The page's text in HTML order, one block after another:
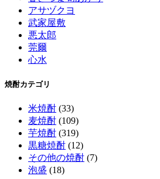
アサヅクヨ
武家屋敷
悪太郎
莞爾
心水
焼酎カテゴリ
米焼酎 (33)
麦焼酎 (109)
芋焼酎 (319)
黒糖焼酎 (12)
その他の焼酎 (7)
泡盛 (18)